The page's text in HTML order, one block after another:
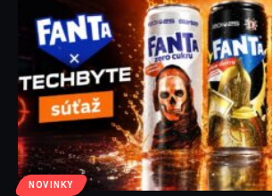
NOVINKY